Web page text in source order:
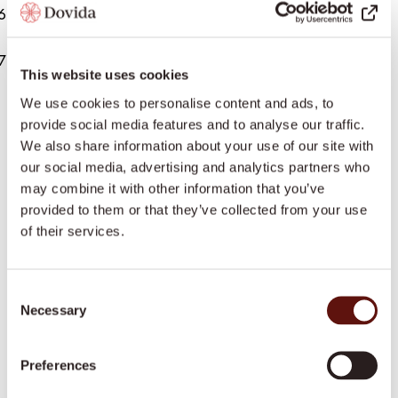
This website uses cookies
We use cookies to personalise content and ads, to
provide social media features and to analyse our traffic.
We also share information about your use of our site with
our social media, advertising and analytics partners who
may combine it with other information that you’ve
provided to them or that they’ve collected from your use
of their services.
Selection
Necessary
Preferences
Je denkt mee over een efficiënte en stabiele
buiten kantooruren.
Wie ben jij?
Je bent positief, dienstverlenend en houdt overzicht
wanneer er veel tegelijk gebeurt. Je denkt in
oplossingen, blijft rustig onder druk en weet op een
prettige manier contact te houden met klanten,
weet tegelijkertijd duidelijk en professioneel te
blijven. Je werkt zelfstandig, neemt initiatief en
Daarnaast vragen wij